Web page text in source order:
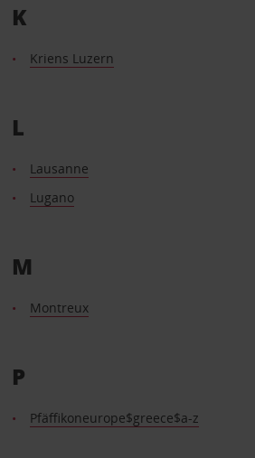
K
Kriens Luzern
L
Lausanne
Lugano
M
Montreux
P
Pfäffikoneurope$greece$a-z